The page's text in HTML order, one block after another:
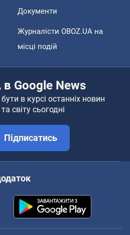
Документи
Журналісти OBOZ.UA на
місці подій
в Google News
в курсі останніх новин
світу сьогодні
Підписатись